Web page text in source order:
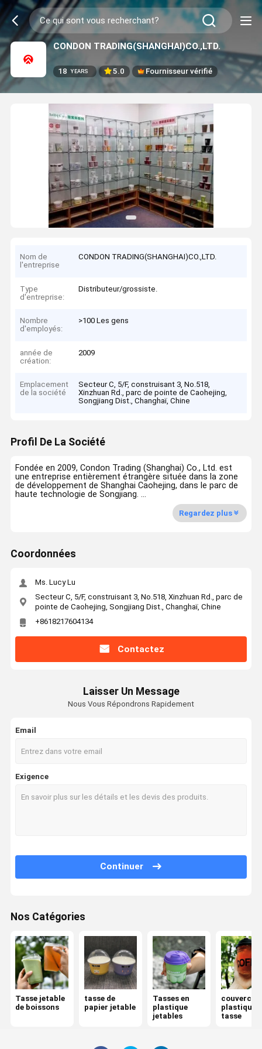
CONDON TRADING(SHANGHAI)CO.,LTD.
18 YEARS 5.0 Fournisseur vérifié
Nom de
l'entreprise
CONDON TRADING(SHANGHAI)CO.,LTD.
Type
d'entreprise:
Distributeur/grossiste.
Nombre
d'employés:
>100 Les gens
année de
création:
2009
Emplacement
de la société
Secteur C, 5/F, construisant 3, No.518,
Xinzhuan Rd., parc de pointe de Caohejing,
Songjiang Dist., Changhaï, Chine
Profil De La Société
Fondée en 2009, Condon Trading (Shanghai) Co., Ltd. est
une entreprise entièrement étrangère située dans la zone
de développement de Shanghai Caohejing, dans le parc de
haute technologie de Songjiang. ...
Regardez plus
Coordonnées
Ms. Lucy Lu
Secteur C, 5/F, construisant 3, No.518, Xinzhuan Rd., parc de
pointe de Caohejing, Songjiang Dist., Changhaï, Chine
+8618217604134
Contactez
Laisser Un Message
Nous Vous Répondrons Rapidement
Email
Exigence
Continuer
Nos Catégories
Tasse jetable
de boissons
tasse de
papier jetable
Tasses en
plastique
jetables
couvercle
plastique
tasse